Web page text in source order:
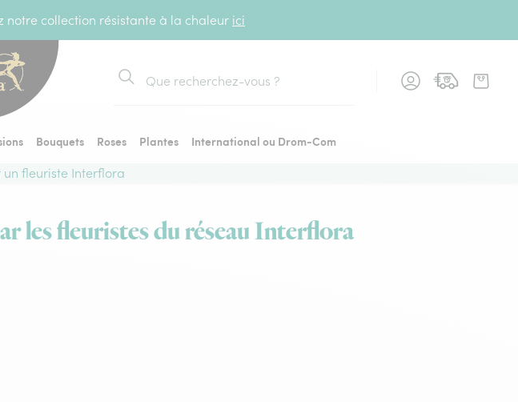
notre collection résistante à la chaleur ici
Rechercher
Bouquets Roses Plantes
International ou Drom-Com
fleuriste Interflora
les fleuristes du réseau Interflora